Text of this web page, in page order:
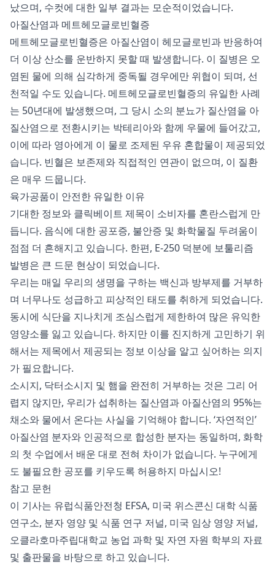
났으며, 수컷에 대한 일부 결과는 모순적이었습니다.
아질산염과 메트헤모글로빈혈증
메트헤모글로빈혈증은 아질산염이 헤모글로빈과 반응하여
더 이상 산소를 운반하지 못할 때 발생합니다. 이 질병은 오
염된 물에 의해 심각하게 중독될 경우에만 위협이 되며, 선
천적일 수도 있습니다. 메트헤모글로빈혈증의 유일한 사례
는 50년대에 발생했으며, 그 당시 소의 분뇨가 질산염을 아
질산염으로 전환시키는 박테리아와 함께 우물에 들어갔고,
이에 따라 영아에게 이 물로 조제된 우유 혼합물이 제공되었
습니다. 빈혈은 보존제와 직접적인 연관이 없으며, 이 질환
은 매우 드뭅니다.
육가공품이 안전한 유일한 이유
기대한 정보와 클릭베이트 제목이 소비자를 혼란스럽게 만
듭니다. 음식에 대한 공포증, 불안증 및 화학물질 두려움이
점점 더 흔해지고 있습니다. 한편, E-250 덕분에 보툴리즘
발병은 큰 드문 현상이 되었습니다.
우리는 매일 우리의 생명을 구하는 백신과 방부제를 거부하
며 너무나도 성급하고 피상적인 태도를 취하게 되었습니다.
동시에 식단을 지나치게 조심스럽게 제한하여 많은 유익한
영양소를 잃고 있습니다. 하지만 이를 진지하게 고민하기 위
해서는 제목에서 제공되는 정보 이상을 알고 싶어하는 의지
가 필요합니다.
소시지, 닥터소시지 및 햄을 완전히 거부하는 것은 그리 어
렵지 않지만, 우리가 섭취하는 질산염과 아질산염의 95%는
채소와 물에서 온다는 사실을 기억해야 합니다. ‘자연적인’
아질산염 분자와 인공적으로 합성한 분자는 동일하며, 화학
의 첫 수업에서 배운 대로 전혀 차이가 없습니다. 누구에게
도 불필요한 공포를 키우도록 허용하지 마십시오!
참고 문헌
이 기사는 유럽식품안전청 EFSA, 미국 위스콘신 대학 식품
연구소, 분자 영양 및 식품 연구 저널, 미국 임상 영양 저널,
오클라호마주립대학교 농업 과학 및 자연 자원 학부의 자료
및 출판물을 바탕으로 하고 있습니다.